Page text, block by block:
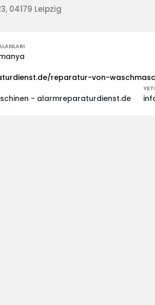
04179 Leipzig
reparatur-von-
- alarmreparaturdienst.de